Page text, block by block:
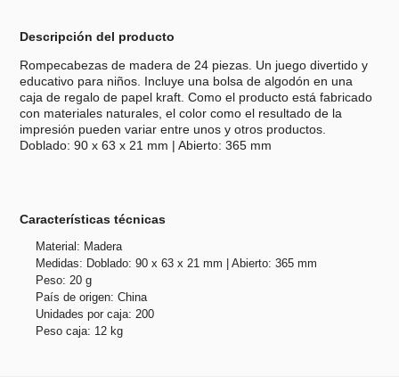
Descripción del producto
Rompecabezas de madera de 24 piezas. Un juego divertido y
educativo para niños. Incluye una bolsa de algodón en una
caja de regalo de papel kraft. Como el producto está fabricado
con materiales naturales, el color como el resultado de la
impresión pueden variar entre unos y otros productos.
Doblado: 90 x 63 x 21 mm | Abierto: 365 mm
Características técnicas
Material: Madera
Medidas: Doblado: 90 x 63 x 21 mm | Abierto: 365 mm
Peso: 20 g
País de origen: China
Unidades por caja: 200
Peso caja: 12 kg